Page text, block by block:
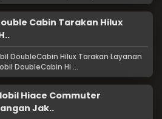
Cabin Tarakan Hilux
DoubleCabin Hilux Tarakan Layanan
DoubleCabin Hi ...
Hiace Commuter
Jak..